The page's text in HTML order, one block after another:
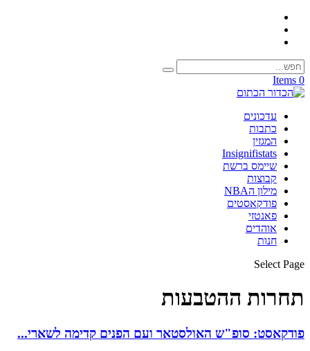
0 Items
עדכונים
כתבות
המגזין
Insignifistats
שיימס ברשת
קבוצות
מילון הNBA
פודקאסטים
פאנטזי
אוהדים
חנות
Select Page
תחרות ההטבעות
פודקאסט: סופ"ש האולסטאר ועם הפנים קדימה לשארי...